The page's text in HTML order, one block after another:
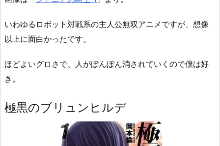
いわゆるロボット対戦系の主人公無双アニメですが、想像
以上に面白かったです。
ほどよいグロさで、人がぽんぽん消されていくので僕は好
き。
極黒のブリュンヒルデ